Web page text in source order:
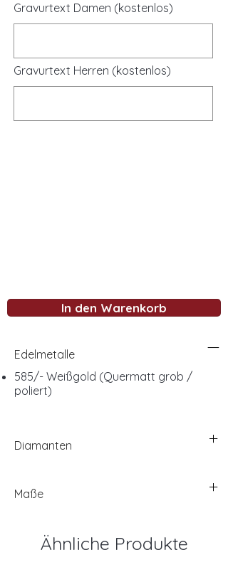
Gravurtext Damen (kostenlos)
Gravurtext Herren (kostenlos)
In den Warenkorb
Edelmetalle
585/- Weißgold (Quermatt grob /
poliert)
Diamanten
Maße
Ähnliche Produkte